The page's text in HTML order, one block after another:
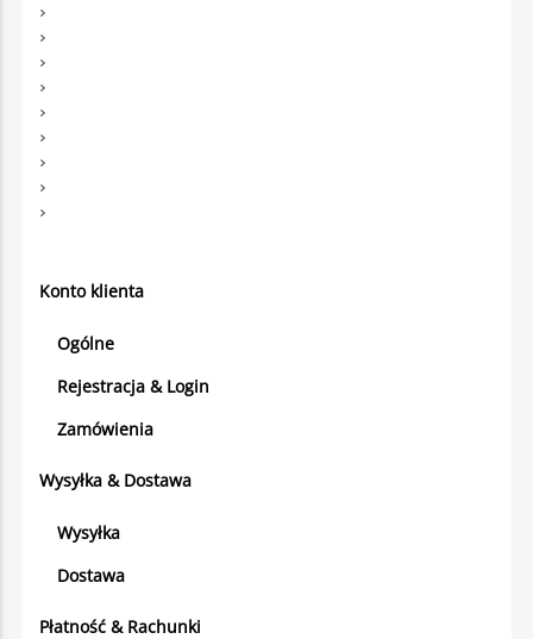
Konto klienta
Ogólne
Rejestracja & Login
Zamówienia
Wysyłka & Dostawa
Wysyłka
Dostawa
Płatność & Rachunki